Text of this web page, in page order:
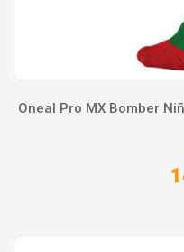
Oneal Pro MX Bomber